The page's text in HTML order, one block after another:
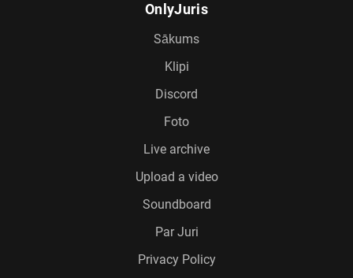
OnlyJuris
Sākums
Klipi
Discord
Foto
Live archive
Upload a video
Soundboard
Par Juri
Privacy Policy